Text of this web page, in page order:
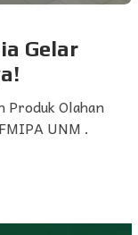
Gelar
Produk Olahan
UNM .